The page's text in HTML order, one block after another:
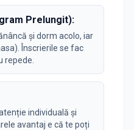
Prelungit):
și dorm acolo, iar
Înscrierile se fac
repede.
individuală și
avantaj e că te poți